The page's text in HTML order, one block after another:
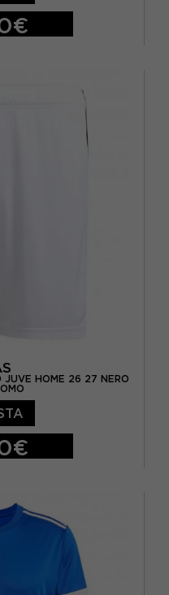
JUVE HOME 26 27 NERO